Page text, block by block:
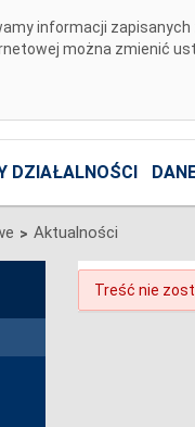
informacji
można zmienić
DZIAŁALNOŚCI
> Aktualności
Treść nie